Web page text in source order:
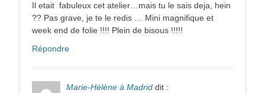
Il etait fabuleux cet atelier…mais tu le sais deja, hein
?? Pas grave, je te le redis … Mini magnifique et
week end de folie !!!! Plein de bisous !!!!!
Répondre
Marie-Hélène à Madrid dit :